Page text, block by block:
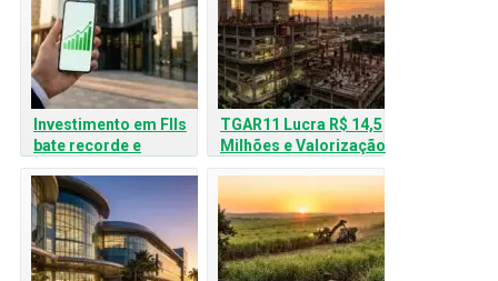
Investimento em FIIs
bate recorde e
alcança 3,13 milhões
de investidores em
março de 2026
TGAR11 Lucra R$ 14,5
Milhões e Valorização
Patrimonial Salta: O
que Esperar